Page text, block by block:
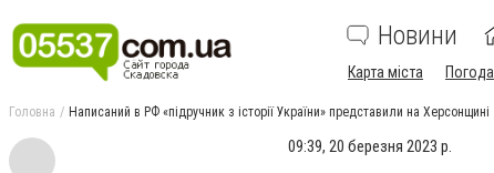
Новини
Карта міста Погода
Головна Написаний в РФ «підручник з історії України» представили на Херсонщині
09:39, 20 березня 2023 р.